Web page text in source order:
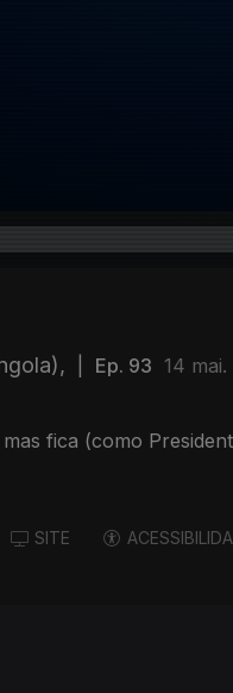
Ep. 93 14 mai.
fica (como
SITE